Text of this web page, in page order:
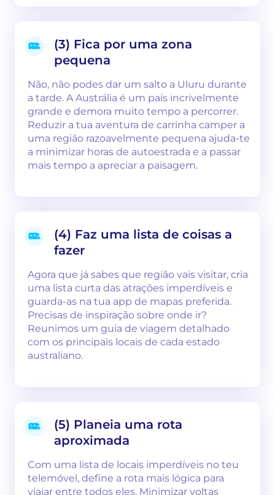
(3) Fica por uma zona
pequena
Não, não podes dar um salto a Uluru durante
a tarde. A Austrália é um país incrivelmente
grande e demora muito tempo a percorrer.
Reduzir a tua aventura de carrinha camper a
uma região razoavelmente pequena ajuda-te
a minimizar horas de autoestrada e a passar
mais tempo a apreciar a paisagem.
(4) Faz uma lista de coisas a
fazer
Agora que já sabes que região vais visitar, cria
uma lista curta das atrações imperdíveis e
guarda-as na tua app de mapas preferida.
Precisas de inspiração sobre onde ir?
Reunimos um guia de viagem detalhado
com os principais locais de cada estado
australiano.
(5) Planeia uma rota
aproximada
Com uma lista de locais imperdíveis no teu
telemóvel, define a rota mais lógica para
viajar entre todos eles. Minimizar voltas